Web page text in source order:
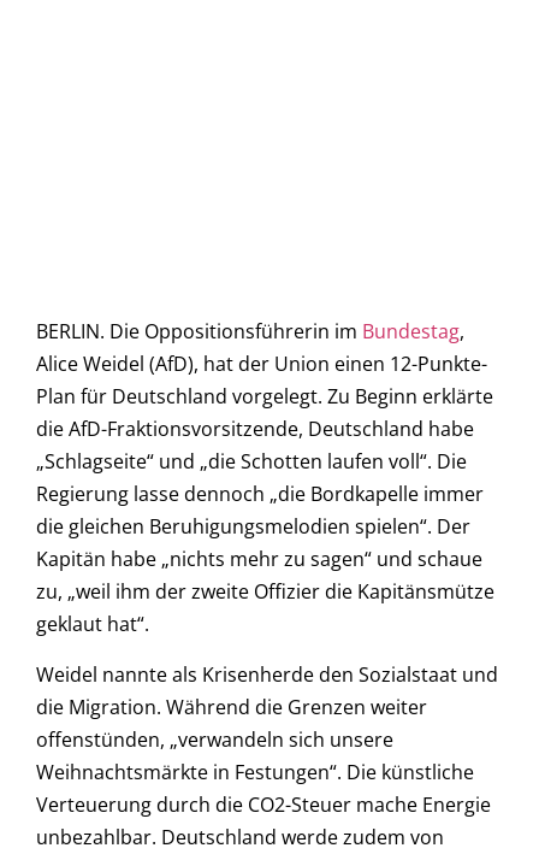
BERLIN. Die Oppositionsführerin im Bundestag,
Alice Weidel (AfD), hat der Union einen 12-Punkte-
Plan für Deutschland vorgelegt. Zu Beginn erklärte
die AfD-Fraktionsvorsitzende, Deutschland habe
„Schlagseite“ und „die Schotten laufen voll“. Die
Regierung lasse dennoch „die Bordkapelle immer
die gleichen Beruhigungsmelodien spielen“. Der
Kapitän habe „nichts mehr zu sagen“ und schaue
zu, „weil ihm der zweite Offizier die Kapitänsmütze
geklaut hat“.
Weidel nannte als Krisenherde den Sozialstaat und
die Migration. Während die Grenzen weiter
offenstünden, „verwandeln sich unsere
Weihnachtsmärkte in Festungen“. Die künstliche
Verteuerung durch die CO2-Steuer mache Energie
unbezahlbar. Deutschland werde zudem von